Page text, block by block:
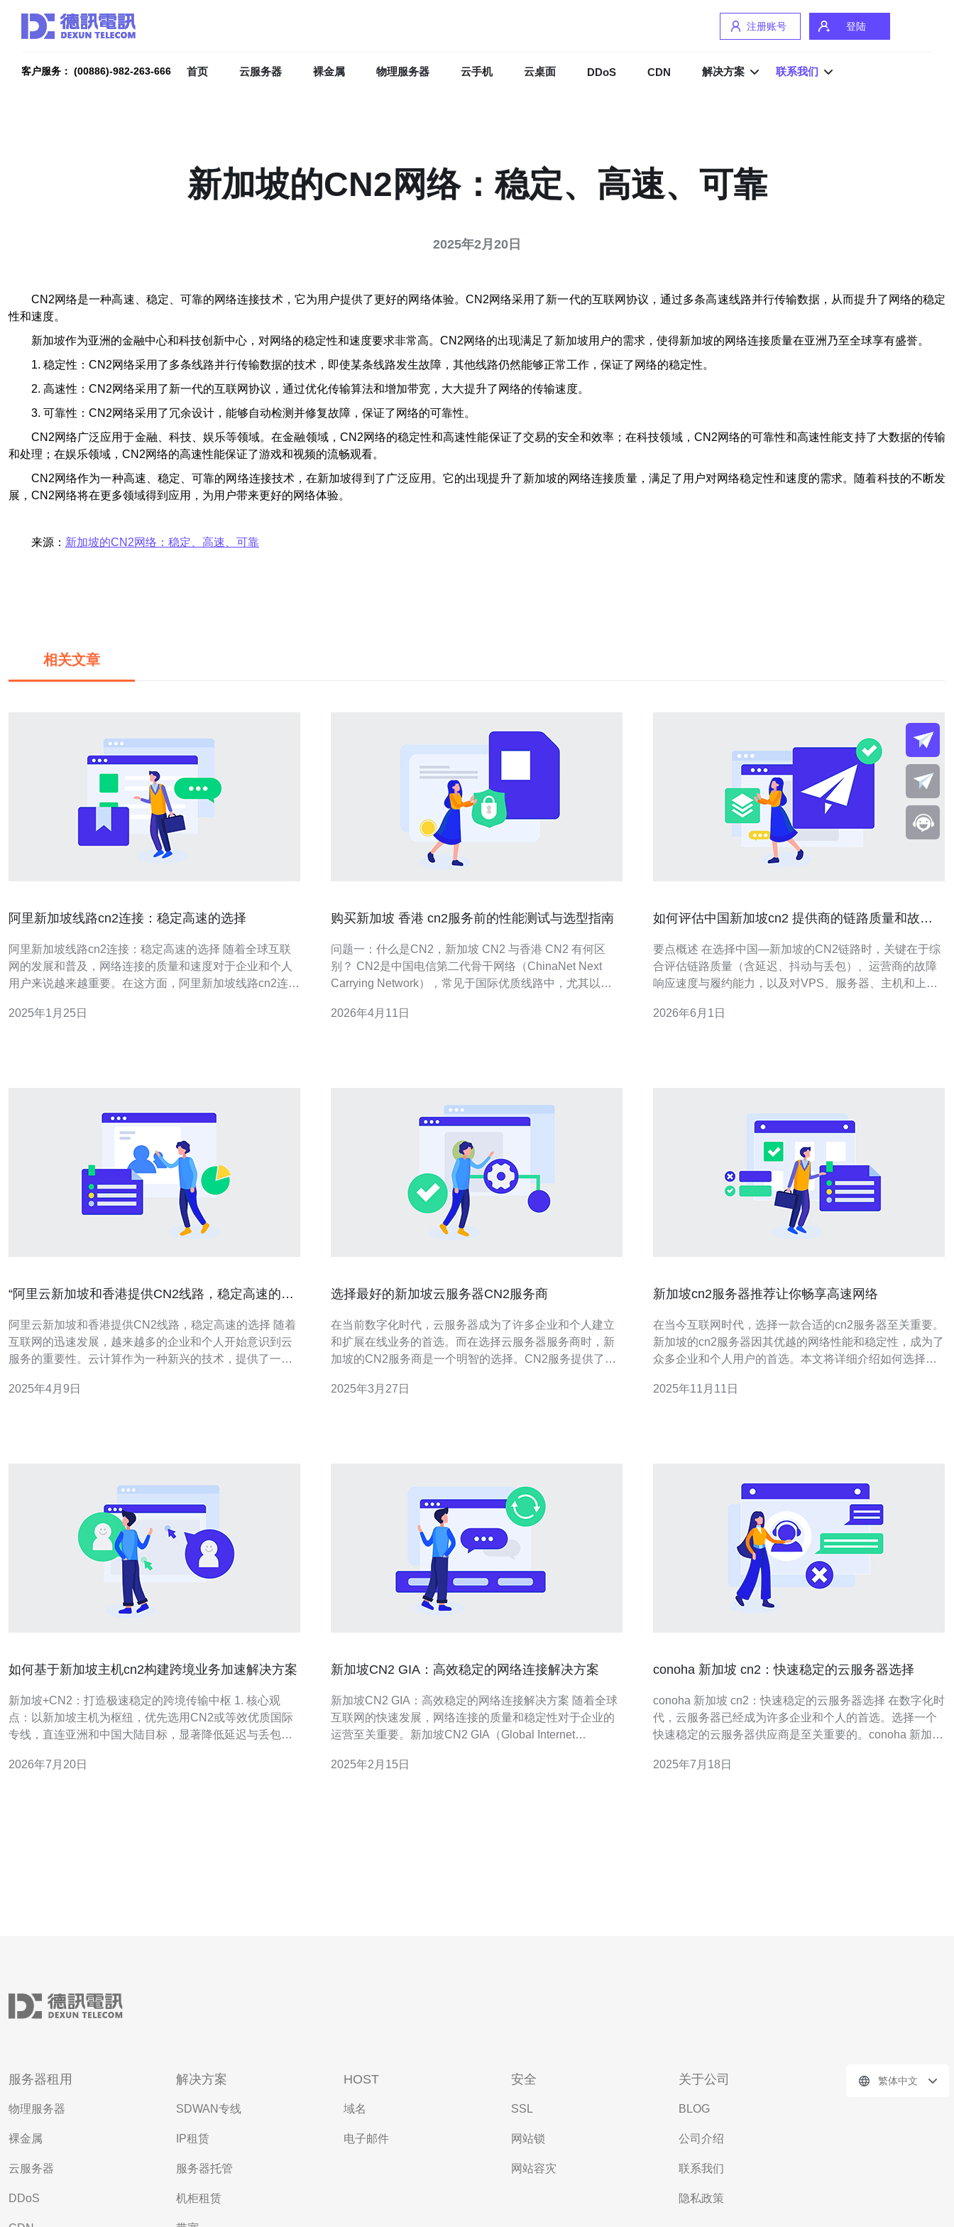
注册账号 登陆
客户服务： (00886)-982-263-666 首页 云服务器 裸金属 物理服务器 云手机 云桌面 DDoS CDN 解决方案 联系我们
新加坡的CN2网络：稳定、高速、可靠
2025年2月20日
CN2网络是一种高速、稳定、可靠的网络连接技术，它为用户提供了更好的网络体验。CN2网络采用了新一代的互联网协议，通过多条高速线路并行传输数据，从而提升了网络的稳定
性和速度。
新加坡作为亚洲的金融中心和科技创新中心，对网络的稳定性和速度要求非常高。CN2网络的出现满足了新加坡用户的需求，使得新加坡的网络连接质量在亚洲乃至全球享有盛誉。
1. 稳定性：CN2网络采用了多条线路并行传输数据的技术，即使某条线路发生故障，其他线路仍然能够正常工作，保证了网络的稳定性。
2. 高速性：CN2网络采用了新一代的互联网协议，通过优化传输算法和增加带宽，大大提升了网络的传输速度。
3. 可靠性：CN2网络采用了冗余设计，能够自动检测并修复故障，保证了网络的可靠性。
CN2网络广泛应用于金融、科技、娱乐等领域。在金融领域，CN2网络的稳定性和高速性能保证了交易的安全和效率；在科技领域，CN2网络的可靠性和高速性能支持了大数据的传输
和处理；在娱乐领域，CN2网络的高速性能保证了游戏和视频的流畅观看。
CN2网络作为一种高速、稳定、可靠的网络连接技术，在新加坡得到了广泛应用。它的出现提升了新加坡的网络连接质量，满足了用户对网络稳定性和速度的需求。随着科技的不断发
展，CN2网络将在更多领域得到应用，为用户带来更好的网络体验。
来源： 新加坡的CN2网络：稳定、高速、可靠
相关文章
阿里新加坡线路cn2连接：稳定高速的选择
阿里新加坡线路cn2连接：稳定高速的选择 随着全球互联
网的发展和普及，网络连接的质量和速度对于企业和个人
用户来说越来越重要。在这方面，阿里新加坡线路cn2连接
绍阿里新加坡线路cn2连接的特点和优势。 阿里新加坡线
2025年1月25日
购买新加坡 香港 cn2服务前的性能测试与选型指南
问题一：什么是CN2，新加坡 CN2 与香港 CN2 有何区
别？ CN2是中国电信第二代骨干网络（ChinaNet Next
Carrying Network），常见于国际优质线路中，尤其以
和优先路由。购买国际出口时常见的是面向东南亚（如新
2026年4月11日
如何评估中国新加坡cn2 提供商的链路质量和故障
要点概述 在选择中国—新加坡的CN2链路时，关键在于综
合评估链路质量（含延迟、抖动与丢包）、运营商的故障
响应速度与履约能力，以及对VPS、服务器、主机和上层
通过主动监测与被动日志、结合SLAs和实测数据，可以形
2026年6月1日
“阿里云新加坡和香港提供CN2线路，稳定高速的选
阿里云新加坡和香港提供CN2线路，稳定高速的选择 随着
互联网的迅速发展，越来越多的企业和个人开始意识到云
服务的重要性。云计算作为一种新兴的技术，提供了一种
云作为国内领先的云服务提供商，为用户提供了丰富多样
2025年4月9日
选择最好的新加坡云服务器CN2服务商
在当前数字化时代，云服务器成为了许多企业和个人建立
和扩展在线业务的首选。而在选择云服务器服务商时，新
加坡的CN2服务商是一个明智的选择。CN2服务提供了更
性，这些特点使得新加坡云服务器CN2服务成为了许多用
2025年3月27日
新加坡cn2服务器推荐让你畅享高速网络
在当今互联网时代，选择一款合适的cn2服务器至关重要。
新加坡的cn2服务器因其优越的网络性能和稳定性，成为了
众多企业和个人用户的首选。本文将详细介绍如何选择合
速网络的同时，提升您的线上业务表现。 网络性能与速度
2025年11月11日
如何基于新加坡主机cn2构建跨境业务加速解决方案
新加坡+CN2：打造极速稳定的跨境传输中枢 1. 核心观
点：以新加坡主机为枢纽，优先选用CN2或等效优质国际
专线，直连亚洲和中国大陆目标，显著降低延迟与丢包。
TCP/TLS栈优化与智能路由是必备三件套，覆盖访问稳定
2026年7月20日
新加坡CN2 GIA：高效稳定的网络连接解决方案
新加坡CN2 GIA：高效稳定的网络连接解决方案 随着全球
互联网的快速发展，网络连接的质量和稳定性对于企业的
运营至关重要。新加坡CN2 GIA（Global Internet
提供了出色的网络性能和可靠性。 CN2 GIA是中国电信
2025年2月15日
conoha 新加坡 cn2：快速稳定的云服务器选择
conoha 新加坡 cn2：快速稳定的云服务器选择 在数字化时
代，云服务器已经成为许多企业和个人的首选。选择一个
快速稳定的云服务器供应商是至关重要的。conoha 新加坡
备受用户青睐。 conoha 新加坡 cn2 有着许多优势，使其
2025年7月18日
服务器租用
物理服务器
裸金属
云服务器
DDoS
解决方案
SDWAN专线
IP租赁
服务器托管
机柜租赁
HOST
域名
电子邮件
安全
SSL
网站锁
网站容灾
关于公司
BLOG
公司介绍
联系我们
隐私政策
繁体中文